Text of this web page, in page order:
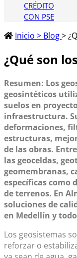
CRÉDITO
CON PSE
Inicio > Blog>
¿Qué son
Resumen: Los
geosintéticos
suelos en
infraestructura.
deformaciones,
estructuras,
de las obras.
las geoceldas,
geomembranas,
específicas como
de terrenos. En
soluciones de
en Medellín y
Los geosistemas
reforzar o